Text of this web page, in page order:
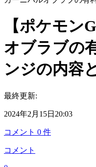
【ポケモン
オブラブの
ンジの内容
最終更新:
2024年2月15日20:03
コメント 0 件
コメント